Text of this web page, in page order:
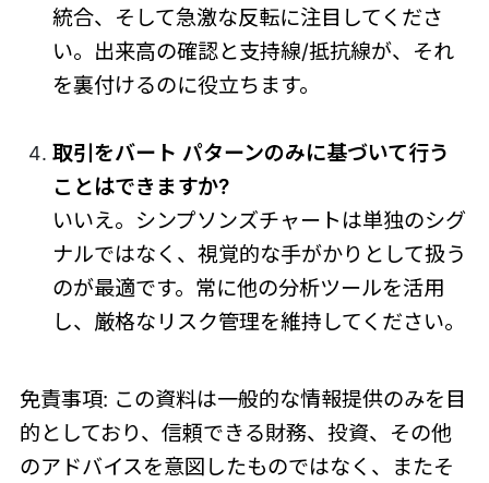
統合、そして急激な反転に注目してくださ
い。出来高の確認と支持線/抵抗線が、それ
を裏付けるのに役立ちます。
取引をバート パターンのみに基づいて行う
ことはできますか?
いいえ。シンプソンズチャートは単独のシグ
ナルではなく、視覚的な手がかりとして扱う
のが最適です。常に他の分析ツールを活用
し、厳格なリスク管理を維持してください。
免責事項: この資料は一般的な情報提供のみを目
的としており、信頼できる財務、投資、その他
のアドバイスを意図したものではなく、またそ